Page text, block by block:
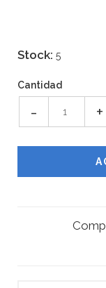
Stock: 5
Cantidad
- +